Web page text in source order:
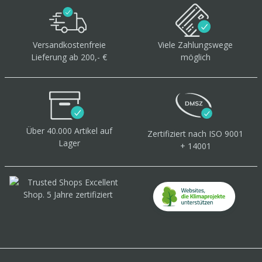
Versandkostenfreie
Lieferung ab 200,- €
Viele Zahlungswege
möglich
Über 40.000 Artikel auf
Lager
Zertifiziert nach ISO 9001
+ 14001